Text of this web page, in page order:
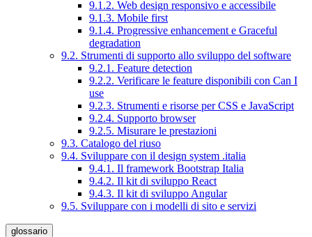
9.1.2. Web design responsivo e accessibile
9.1.3. Mobile first
9.1.4. Progressive enhancement e Graceful
degradation
9.2. Strumenti di supporto allo sviluppo del software
9.2.1. Feature detection
9.2.2. Verificare le feature disponibili con Can I
use
9.2.3. Strumenti e risorse per CSS e JavaScript
9.2.4. Supporto browser
9.2.5. Misurare le prestazioni
9.3. Catalogo del riuso
9.4. Sviluppare con il design system .italia
9.4.1. Il framework Bootstrap Italia
9.4.2. Il kit di sviluppo React
9.4.3. Il kit di sviluppo Angular
9.5. Sviluppare con i modelli di sito e servizi
glossario